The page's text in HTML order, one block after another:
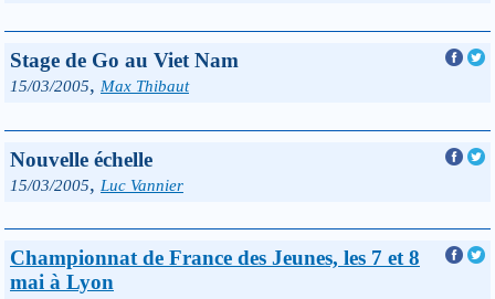
Stage de Go au Viet Nam
15/03/2005, Max Thibaut
Nouvelle échelle
15/03/2005, Luc Vannier
Championnat de France des Jeunes, les 7 et 8
mai à Lyon